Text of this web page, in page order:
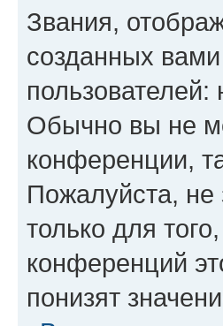
Звания,
созданных
Обычно вы не
конференции,
Пожалуйста,
только для
конференций
понизят